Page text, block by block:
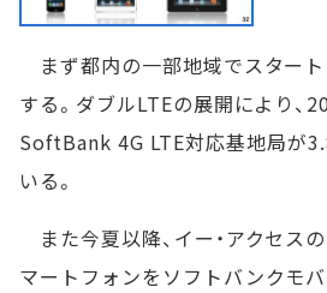
まず都内の一部地域でスタート
する。ダブルLTEの展開により、
SoftBank 4G LTE対応基地局が
いる。
また今夏以降、イー・アクセス
マートフォンをソフトバンクモ